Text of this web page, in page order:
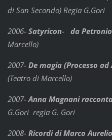
di San Secondo) Regia G.Gori
2006- Satyricon- da Petronio
Marcello)
2007- De magia (Processo
(Teatro di Marcello)
2007- Anna Magnani
G.Gori regia G. Gori
2008- Ricordi di Marco